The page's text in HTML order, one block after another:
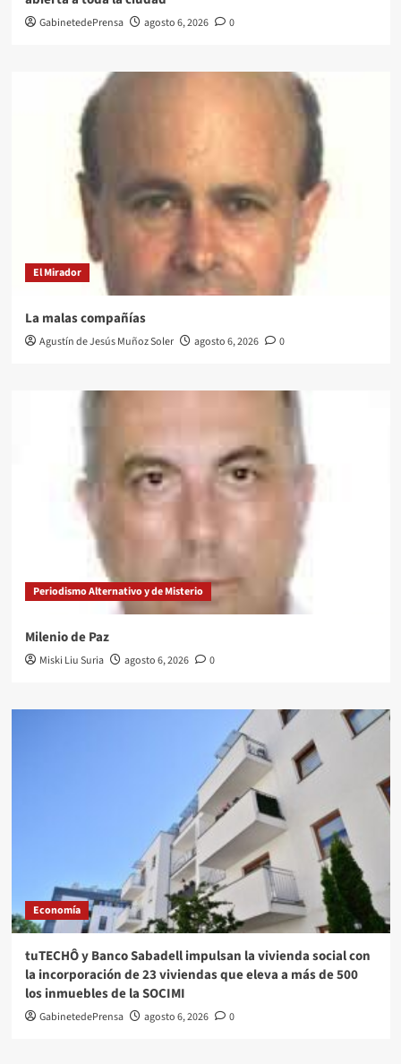
GabinetedePrensa agosto 6, 2026 0
El Mirador
La malas compañías
Agustín de Jesús Muñoz Soler agosto 6, 2026 0
Periodismo Alternativo y de Misterio
Milenio de Paz
Miski Liu Suria agosto 6, 2026 0
Economía
tuTECHÔ y Banco Sabadell impulsan la vivienda social con
la incorporación de 23 viviendas que eleva a más de 500
los inmuebles de la SOCIMI
GabinetedePrensa agosto 6, 2026 0